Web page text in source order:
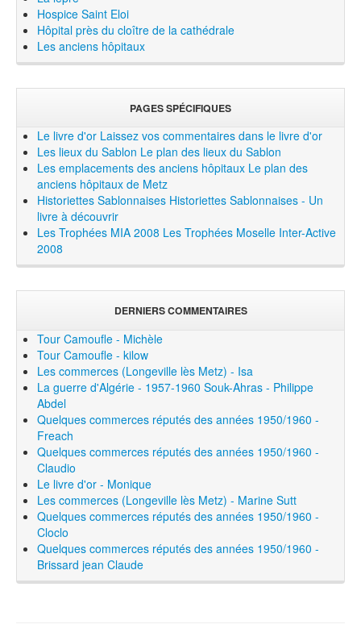
Hospice Saint Eloi
Hôpital près du cloître de la cathédrale
Les anciens hôpitaux
PAGES SPÉCIFIQUES
Le livre d'or Laissez vos commentaires dans le livre d'or
Les lieux du Sablon Le plan des lieux du Sablon
Les emplacements des anciens hôpitaux Le plan des
anciens hôpitaux de Metz
Historiettes Sablonnaises Historiettes Sablonnaises - Un
livre à découvrir
Les Trophées MIA 2008 Les Trophées Moselle Inter-Active
2008
DERNIERS COMMENTAIRES
Tour Camoufle - Michèle
Tour Camoufle - kilow
Les commerces (Longeville lès Metz) - Isa
La guerre d'Algérie - 1957-1960 Souk-Ahras - Philippe
Abdel
Quelques commerces réputés des années 1950/1960 -
Freach
Quelques commerces réputés des années 1950/1960 -
Claudio
Le livre d'or - Monique
Les commerces (Longeville lès Metz) - Marine Sutt
Quelques commerces réputés des années 1950/1960 -
Cloclo
Quelques commerces réputés des années 1950/1960 -
Brissard jean Claude